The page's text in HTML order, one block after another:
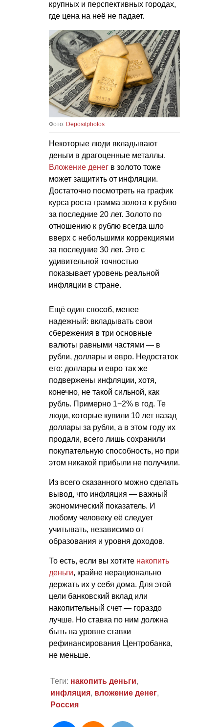
крупных и перспективных городах,
где цена на неё не падает.
Фото: Depositphotos
Некоторые люди вкладывают
деньги в драгоценные металлы.
Вложение денег в золото тоже
может защитить от инфляции.
Достаточно посмотреть на график
курса роста грамма золота к рублю
за последние 20 лет. Золото по
отношению к рублю всегда шло
вверх с небольшими коррекциями
за последние 30 лет. Это с
удивительной точностью
показывает уровень реальной
инфляции в стране.
Ещё один способ, менее
надежный: вкладывать свои
сбережения в три основные
валюты равными частями — в
рубли, доллары и евро. Недостаток
его: доллары и евро так же
подвержены инфляции, хотя,
конечно, не такой сильной, как
рубль. Примерно 1−2% в год. Те
люди, которые купили 10 лет назад
доллары за рубли, а в этом году их
продали, всего лишь сохранили
покупательную способность, но при
этом никакой прибыли не получили.
Из всего сказанного можно сделать
вывод, что инфляция — важный
экономический показатель. И
любому человеку её следует
учитывать, независимо от
образования и уровня доходов.
То есть, если вы хотите накопить
деньги, крайне нерационально
держать их у себя дома. Для этой
цели банковский вклад или
накопительный счет — гораздо
лучше. Но ставка по ним должна
быть на уровне ставки
рефинансирования Центробанка,
не меньше.
Теги: накопить деньги,
инфляция, вложение денег,
Россия